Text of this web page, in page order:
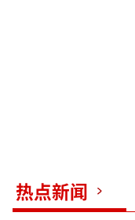
热点新闻